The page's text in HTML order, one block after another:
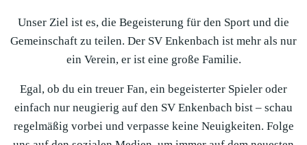
Unser Ziel ist es, die Begeisterung für den Sport und die
Gemeinschaft zu teilen. Der SV Enkenbach ist mehr als nur
ein Verein, er ist eine große Familie.
Egal, ob du ein treuer Fan, ein begeisterter Spieler oder
einfach nur neugierig auf den SV Enkenbach bist – schau
regelmäßig vorbei und verpasse keine Neuigkeiten. Folge